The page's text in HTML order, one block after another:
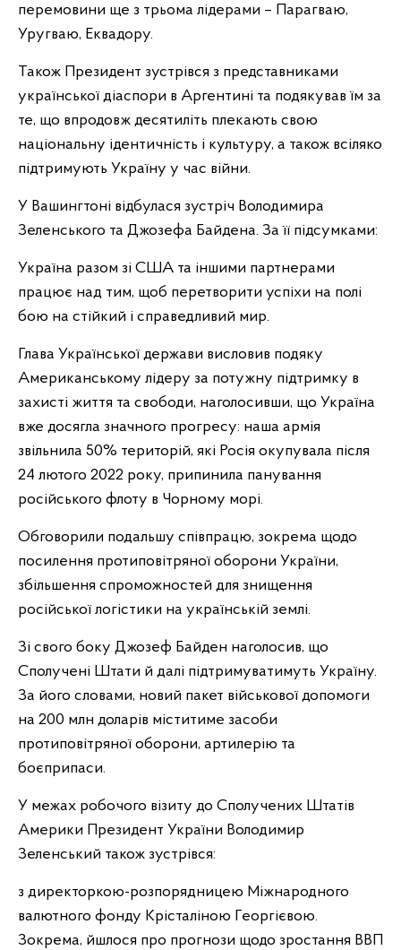
перемовини ще з трьома лідерами – Парагваю,
Уругваю, Еквадору.
Також Президент зустрівся з представниками
української діаспори в Аргентині та подякував їм за
те, що впродовж десятиліть плекають свою
національну ідентичність і культуру, а також всіляко
підтримують Україну у час війни.
У Вашингтоні відбулася зустріч Володимира
Зеленського та Джозефа Байдена. За її підсумками:
Україна разом зі США та іншими партнерами
працює над тим, щоб перетворити успіхи на полі
бою на стійкий і справедливий мир.
Глава Української держави висловив подяку
Американському лідеру за потужну підтримку в
захисті життя та свободи, наголосивши, що Україна
вже досягла значного прогресу: наша армія
звільнила 50% територій, які Росія окупувала після
24 лютого 2022 року, припинила панування
російського флоту в Чорному морі.
Обговорили подальшу співпрацю, зокрема щодо
посилення протиповітряної оборони України,
збільшення спроможностей для знищення
російської логістики на українській землі.
Зі свого боку Джозеф Байден наголосив, що
Сполучені Штати й далі підтримуватимуть Україну.
За його словами, новий пакет військової допомоги
на 200 млн доларів міститиме засоби
протиповітряної оборони, артилерію та
боєприпаси.
У межах робочого візиту до Сполучених Штатів
Америки Президент України Володимир
Зеленський також зустрівся:
з директоркою-розпорядницею Міжнародного
валютного фонду Крісталіною Георгієвою.
Зокрема, йшлося про прогнози щодо зростання ВВП